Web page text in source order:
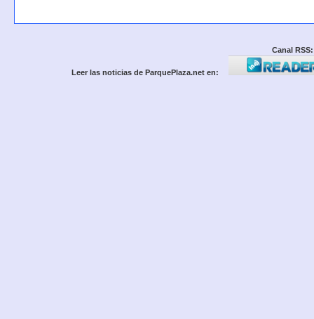
Canal RSS:
Leer las noticias de ParquePlaza.net en: